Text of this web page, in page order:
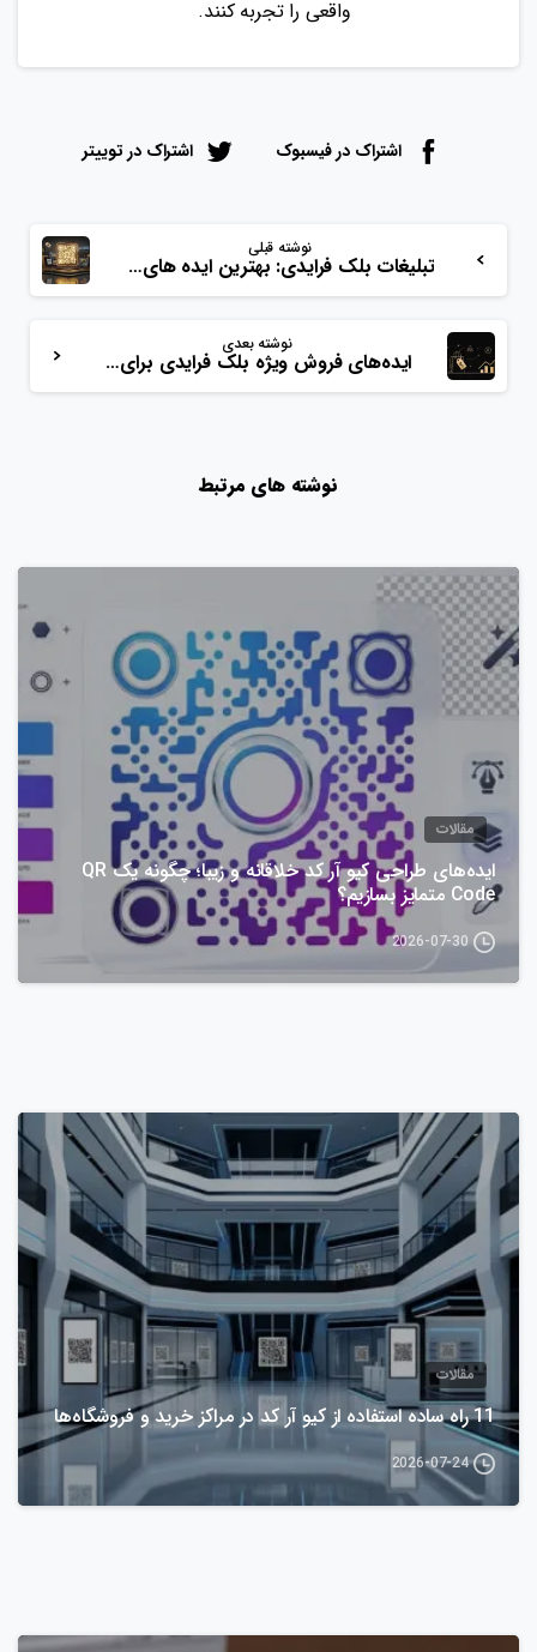
واقعی را تجربه کنند.
اشتراک در فیسبوک اشتراک در توییتر
نوشته قبلی
تبلیغات بلک فرایدی: بهترین ایده های جذب مشتری
نوشته بعدی
ایده‌های فروش ویژه بلک فرایدی برای کسب و کارها
نوشته های مرتبط
مقالات
ایده‌های طراحی کیو آر کد خلاقانه و زیبا؛ چگونه یک QR
Code متمایز بسازیم؟
2026-07-30
مقالات
11 راه ساده استفاده از کیو آر کد در مراکز خرید و فروشگاه‌ها
2026-07-24